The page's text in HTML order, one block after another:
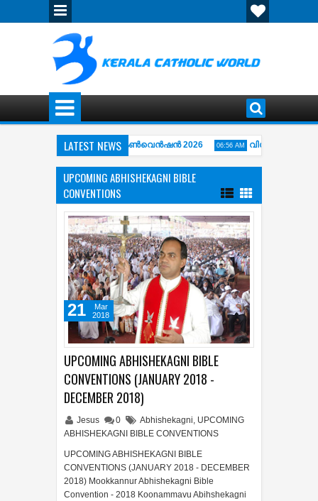
LATEST NEWS
അഭിഷേകാഗ്നി ഏകദിന കൺവെൻഷൻ 2026 06:56 AM വിശ്വാസപ്രമാണം -
UPCOMING ABHISHEKAGNI BIBLE
CONVENTIONS
UPCOMING ABHISHEKAGNI BIBLE
CONVENTIONS (JANUARY 2018 -
DECEMBER 2018)
Jesus 0 Abhishekagni, UPCOMING
ABHISHEKAGNI BIBLE CONVENTIONS
UPCOMING ABHISHEKAGNI BIBLE
CONVENTIONS (JANUARY 2018 - DECEMBER
2018) Mookkannur Abhishekagni Bible
Convention - 2018 Koonammavu Abihshekagni
21
Mar
2018